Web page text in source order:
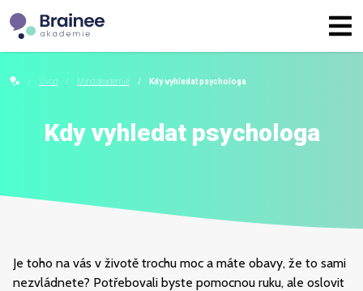
Úvod Mind akademie Kdy vyhledat psychologa
Kdy vyhledat psychologa
Je toho na vás v životě trochu moc a máte obavy, že to sami
nezvládnete? Potřebovali byste pomocnou ruku, ale oslovit